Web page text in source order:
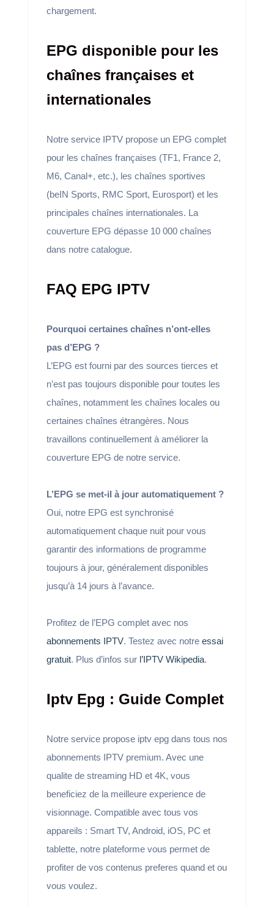
chargement.
EPG disponible pour les
chaînes françaises et
internationales
Notre service IPTV propose un EPG complet
pour les chaînes françaises (TF1, France 2,
M6, Canal+, etc.), les chaînes sportives
(beIN Sports, RMC Sport, Eurosport) et les
principales chaînes internationales. La
couverture EPG dépasse 10 000 chaînes
dans notre catalogue.
FAQ EPG IPTV
Pourquoi certaines chaînes n’ont-elles
pas d’EPG ?
L’EPG est fourni par des sources tierces et
n’est pas toujours disponible pour toutes les
chaînes, notamment les chaînes locales ou
certaines chaînes étrangères. Nous
travaillons continuellement à améliorer la
couverture EPG de notre service.
L’EPG se met-il à jour automatiquement ?
Oui, notre EPG est synchronisé
automatiquement chaque nuit pour vous
garantir des informations de programme
toujours à jour, généralement disponibles
jusqu’à 14 jours à l’avance.
Profitez de l’EPG complet avec nos
abonnements IPTV. Testez avec notre essai
gratuit. Plus d’infos sur l’IPTV Wikipedia.
Iptv Epg : Guide Complet
Notre service propose iptv epg dans tous nos
abonnements IPTV premium. Avec une
qualite de streaming HD et 4K, vous
beneficiez de la meilleure experience de
visionnage. Compatible avec tous vos
appareils : Smart TV, Android, iOS, PC et
tablette, notre plateforme vous permet de
profiter de vos contenus preferes quand et ou
vous voulez.